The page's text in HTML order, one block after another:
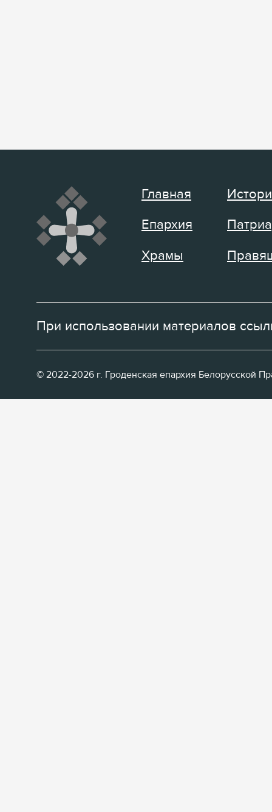
Главная
Епархия
Храмы
При использовании материалов
© 2022-2026 г. Гроденская епархия Белорусской